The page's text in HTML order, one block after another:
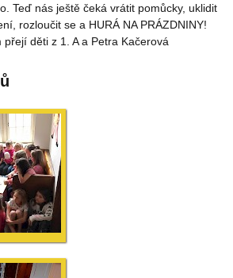
Teď nás ještě čeká vrátit pomůcky, uklidit
rozloučit se a HURÁ NA PRÁZDNINY!
děti z 1. A a Petra Kačerová